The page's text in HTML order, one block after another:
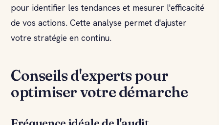
pour identifier les tendances et mesurer l'efficacité
de vos actions. Cette analyse permet d'ajuster
votre stratégie en continu.
Conseils d'experts pour
optimiser votre démarche